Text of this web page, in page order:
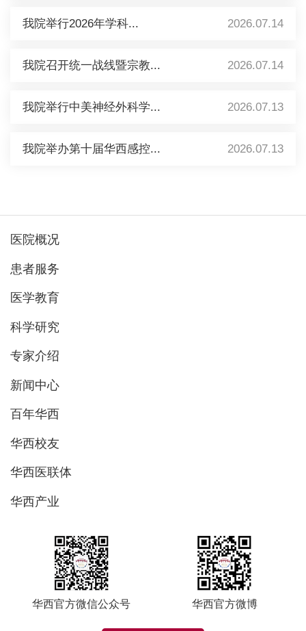
我院举行2026年学科... 2026.07.14
我院召开统一战线暨宗教... 2026.07.14
我院举行中美神经外科学... 2026.07.13
我院举办第十届华西感控... 2026.07.13
医院概况
患者服务
医学教育
科学研究
专家介绍
新闻中心
百年华西
华西校友
华西医联体
华西产业
华西官方微信公众号 华西官方微博